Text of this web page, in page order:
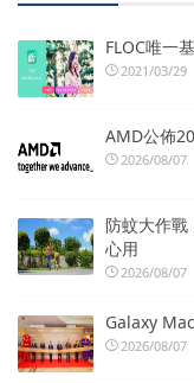
FLOC唯一
2021/03/29
AMD公佈
2026/08/07
防蚊大作戰
心用
2026/08/07
Galaxy
2026/08/07